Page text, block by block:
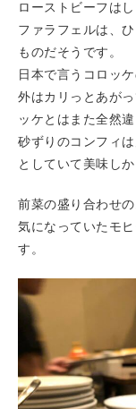
ローストビーフは
ファラフェルは、
ものだそうです。
日本で言うコロッ
外はカリっとあが
ッケとはまた全然違
砂ずりのコンフィ
としていて美味しか
前菜の盛り合わせ
気になっていたモ
す。